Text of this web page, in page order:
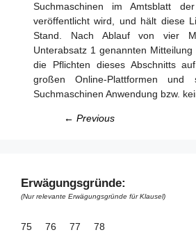
Suchmaschinen im Amtsblatt
veröffentlicht wird, und hält diese
Stand. Nach Ablauf von vier
Unterabsatz 1 genannten
die Pflichten dieses Abschnitts
großen Online-Plattformen und
Suchmaschinen Anwendung bzw.
← Previous
Erwägungsgründe:
(Nur relevante Erwägungsgründe für Klausel)
75 76 77 78